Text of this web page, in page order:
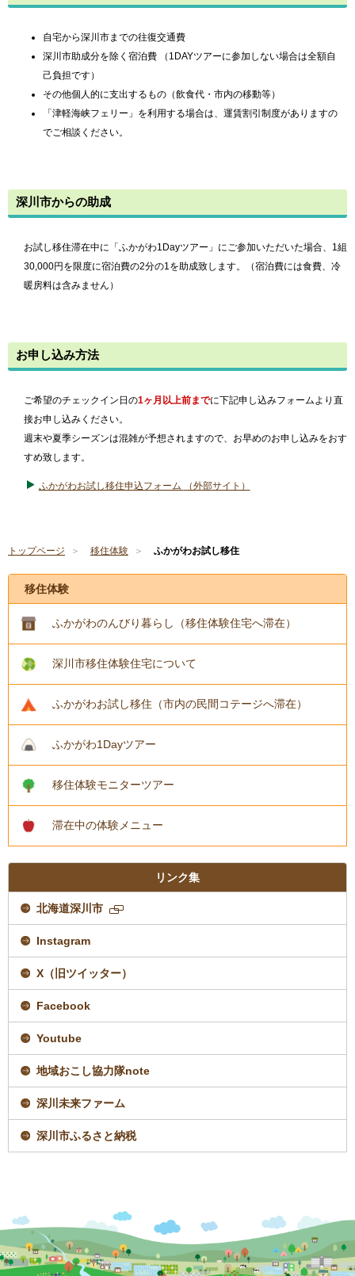
自宅から深川市までの往復交通費
深川市助成分を除く宿泊費 （1DAYツアーに参加しない場合は全額自
己負担です）
その他個人的に支出するもの（飲食代・市内の移動等）
「津軽海峡フェリー」を利用する場合は、運賃割引制度がありますの
でご相談ください。
深川市からの助成
お試し移住滞在中に「ふかがわ1Dayツアー」にご参加いただいた場合、1組
30,000円を限度に宿泊費の2分の1を助成致します。（宿泊費には食費、冷
暖房料は含みません）
お申し込み方法
ご希望のチェックイン日の1ヶ月以上前までに下記申し込みフォームより直
接お申し込みください。
週末や夏季シーズンは混雑が予想されますので、お早めのお申し込みをおす
すめ致します。
ふかがわお試し移住申込フォーム （外部サイト）
トップページ 移住体験 ふかがわお試し移住
移住体験
ふかがわのんびり暮らし（移住体験住宅へ滞在）
深川市移住体験住宅について
ふかがわお試し移住（市内の民間コテージへ滞在）
ふかがわ1Dayツアー
移住体験モニターツアー
滞在中の体験メニュー
リンク集
北海道深川市
ー
ジ
ま
Instagram
X（旧ツイッター）
Facebook
Youtube
地域おこし協力隊note
深川未来ファーム
深川市ふるさと納税